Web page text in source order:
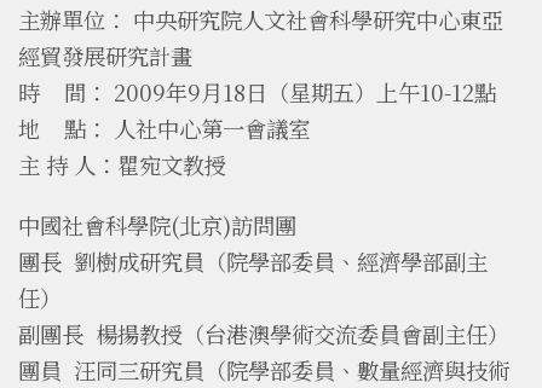
主辦單位： 中央研究院人文社會科學研究中心東亞
經貿發展研究計畫
時 間： 2009年9月18日（星期五）上午10-12點
地 點： 人社中心第一會議室
主 持 人：瞿宛文教授
中國社會科學院(北京)訪問團
團長 劉樹成研究員（院學部委員、經濟學部副主
任）
副團長 楊揚教授（台港澳學術交流委員會副主任）
團員 汪同三研究員（院學部委員、數量經濟與技術